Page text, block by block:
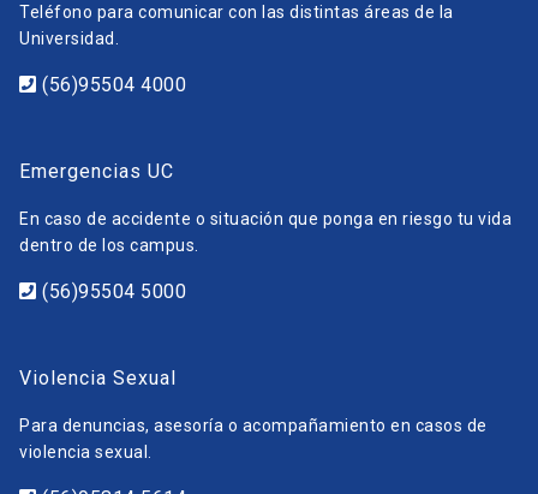
Teléfono para comunicar con las distintas áreas de la
Universidad.
(56)95504 4000
Emergencias UC
En caso de accidente o situación que ponga en riesgo tu vida
dentro de los campus.
(56)95504 5000
Violencia Sexual
Para denuncias, asesoría o acompañamiento en casos de
violencia sexual.